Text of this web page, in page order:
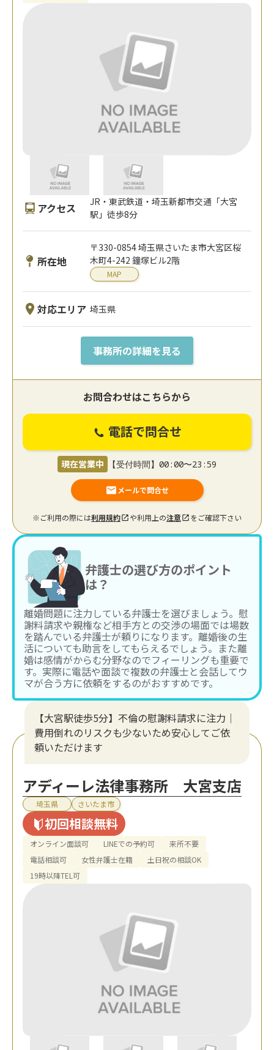
アクセス
JR・東武鉄道・埼玉新都市交通「大宮
駅」徒歩8分
所在地
〒330-0854 埼玉県さいたま市大宮区桜
木町4-242 鐘塚ビル2階
MAP
対応エリア 埼玉県
事務所の詳細を見る
お問合わせはこちらから
電話で問合せ
現在営業中 【受付時間】00:00〜23:59
メールで問合せ
※ご利用の際には利用規約 や利用上の注意 をご確認下さい
弁護士の選び方のポイント
は？
離婚問題に注力している弁護士を選びましょう。慰
謝料請求や親権など相手方との交渉の場面では場数
を踏んでいる弁護士が頼りになります。離婚後の生
活についても助言をしてもらえるでしょう。また離
婚は感情がからむ分野なのでフィーリングも重要で
す。実際に電話や面談で複数の弁護士と会話してウ
マが合う方に依頼をするのがおすすめです。
【大宮駅徒歩5分】不倫の慰謝料請求に注力│
費用倒れのリスクも少ないため安心してご依
頼いただけます
アディーレ法律事務所 大宮支店
埼玉県 さいたま市
初回相談無料
オンライン面談可 LINEでの予約可
来所不要
電話相談可
女性弁護士在籍
土日祝の相談OK
19時以降TEL可